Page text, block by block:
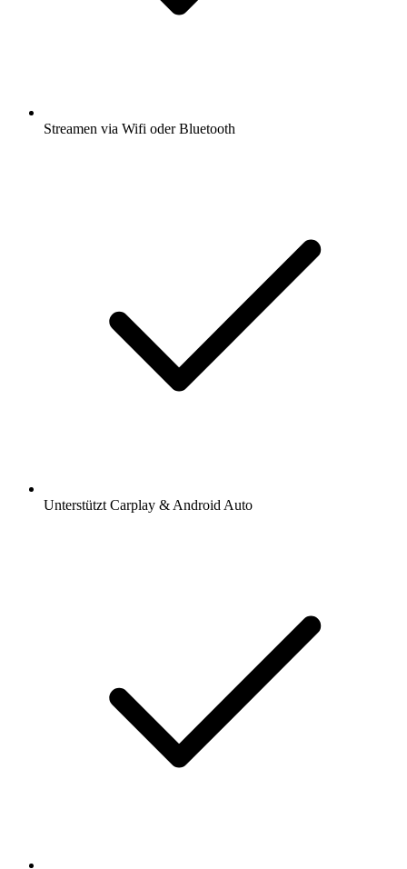
Streamen via Wifi oder Bluetooth
Unterstützt Carplay & Android Auto